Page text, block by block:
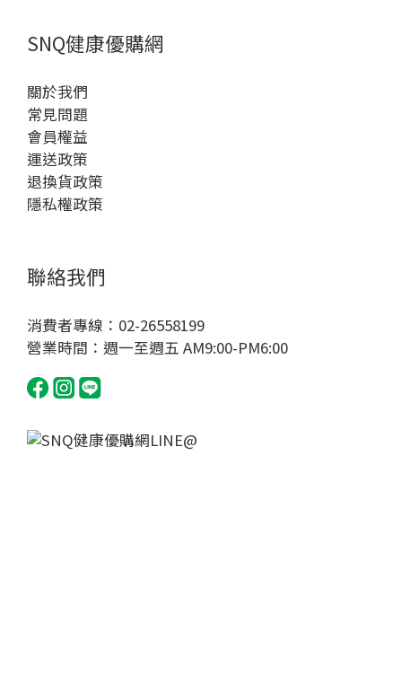
SNQ健康優購網
關於我們
常見問題
會員權益
運送政策
退換貨政策
隱私權政策
聯絡我們
消費者專線：02-26558199
營業時間：週一至週五 AM9:00-PM6:00